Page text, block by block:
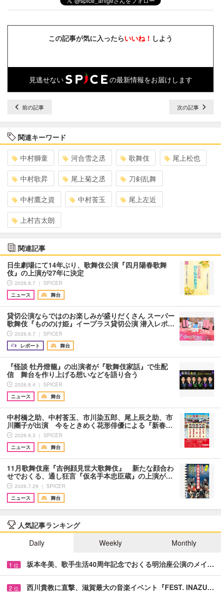
この記事が気に入ったらいいね！ しよう
見逃せない の最新情報をお届けします
前の記事 次の記事
関連キーワード
中村獅童 河合雪之丞 歌舞伎 尾上松也
中村歌昇 尾上菊之丞 刀剣乱舞
中村鷹之資 中村莟玉 尾上左近
上村吉太朗
関連記事
日生劇場にて14年ぶり、歌舞伎公演『四月陽春歌舞
伎』の上演が27年に決定
2026.8.7 ｜ SPICER
ニュース
舞台
貸切公演ならではのお楽しみが盛りだくさん スーパー
歌舞伎『もののけ姫』イープラス貸切公演 潜入レポ…
2026.8.7 ｜ SPICER
レポート
舞台
『怪談 牡丹燈籠』の出演者が『歌舞伎家話』で生配
信 舞台を作り上げる想いなどを語り合う
2026.8.4 ｜ SPICER
ニュース
舞台
中村橋之助、中村莟玉、市川染五郎、尾上辰之助、市
川團子が出演 今をときめく花形俳優による『新春…
2026.8.3 ｜ SPICER
ニュース
舞台
11月歌舞伎座『吉例顔見世大歌舞伎』 新たな顔合わ
せでおくる、通し狂言『仮名手本忠臣蔵』の上演が…
2026.7.29 ｜ SPICER
ニュース
舞台
人気記事ランキング
Daily
Weekly Monthly
1 位 坂本冬美、歌手生活40周年記念でおくる明治座公演のメイ…
2 位 西川貴教に直撃、滋賀最大の音楽イベント『FEST. INAZU…